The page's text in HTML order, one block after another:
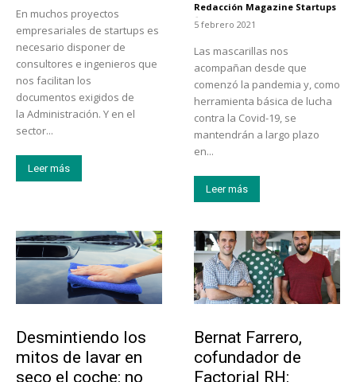
En muchos proyectos
empresariales de startups es
necesario disponer de
consultores e ingenieros que
nos facilitan los
documentos exigidos de
la Administración. Y en el
sector...
Leer más
Redacción Magazine Startups
-
5 febrero 2021
Las mascarillas nos
acompañan desde que
comenzó la pandemia y, como
herramienta básica de lucha
contra la Covid-19, se
mantendrán a largo plazo
en...
Leer más
Desmintiendo los
mitos de lavar en
seco el coche: no
Bernat Farrero,
cofundador de
Factorial RH: